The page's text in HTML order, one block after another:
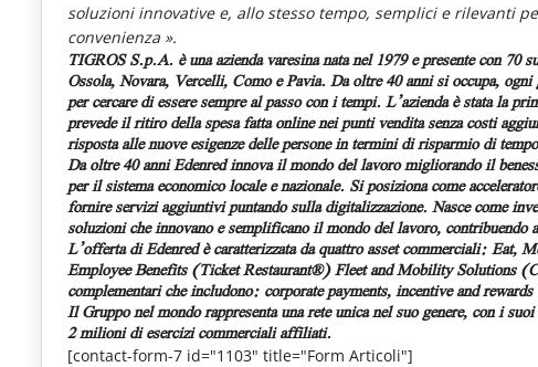
soluzioni innovative e, allo stesso tempo, semplici e rilevanti
convenienza ».
TIGROS S.p.A. è una azienda varesina nata nel 1979 e presente con
Ossola, Novara, Vercelli, Como e Pavia. Da oltre 40 anni si occupa,
per cercare di essere sempre al passo con i tempi. L’azienda è stata la
prevede il ritiro della spesa fatta online nei punti vendita senza costi
risposta alle nuove esigenze delle persone in termini di risparmio di
Da oltre 40 anni Edenred innova il mondo del lavoro migliorando il
per il sistema economico locale e nazionale. Si posiziona come
fornire servizi aggiuntivi puntando sulla digitalizzazione. Nasce come
soluzioni che innovano e semplificano il mondo del lavoro, contribuendo
L’offerta di Edenred è caratterizzata da quattro asset commerciali: Eat,
Employee Benefits (Ticket Restaurant®)Fleet and Mobility Solutions
complementari che includono: corporate payments, incentive and
Il Gruppo nel mondo rappresenta una rete unica nel suo genere, con i
2 milioni di esercizi commerciali affiliati.
[contact-form-7 id="1103" title="Form Articoli"]